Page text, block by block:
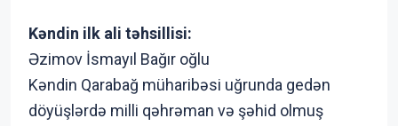
Kəndin ilk ali təhsillisi:
Əzimov İsmayıl Bağır oğlu
Kəndin Qarabağ müharibəsi uğrunda gedən
döyüşlərdə milli qəhrəman və şəhid olmuş